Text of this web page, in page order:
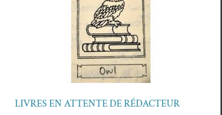
LIVRES EN ATTENTE DE RÉDACTEUR